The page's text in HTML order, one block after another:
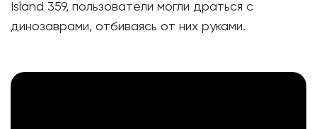
Island 359, пользователи могли драться с
динозаврами, отбиваясь от них руками.